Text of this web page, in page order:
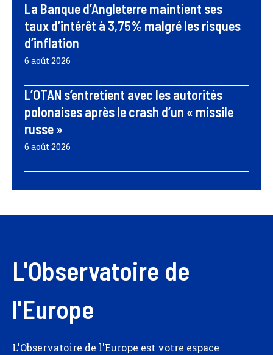
La Banque d’Angleterre maintient ses
taux d’intérêt à 3,75% malgré les risques
d’inflation
6 août 2026
L’OTAN s’entretient avec les autorités
polonaises après le crash d’un « missile
russe »
6 août 2026
L'Observatoire de
l'Europe
L'Observatoire de l'Europe est votre espace